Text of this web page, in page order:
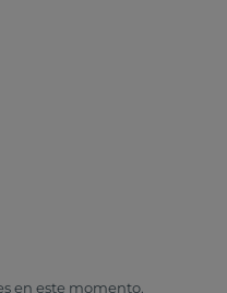
en este momento.